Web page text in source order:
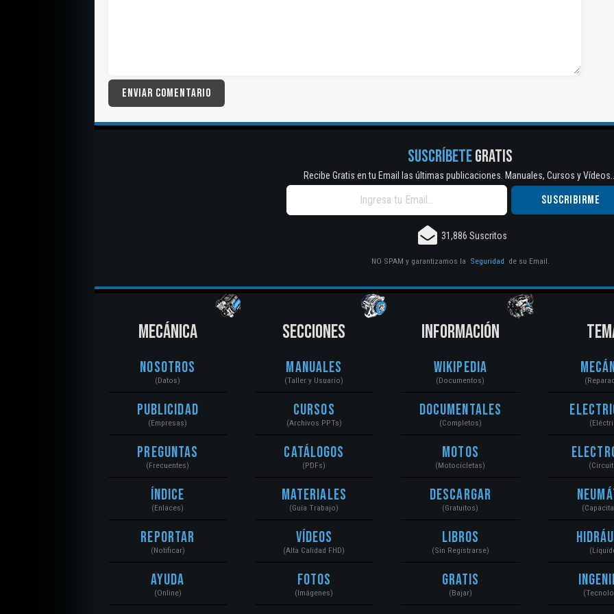
SUSCRÍBETEGRATIS
Recibe Gratis en tu Email las últimas publicaciones. Manuales, Cursos y
31,886 Suscritos
NO SPAM y garantizamos la Seguridad de su Email.
MECÁNICA
Nosotros
(Datos)
Publicidad
(Empresas)
Preguntas
(Frecuentes)
Índice
(Enlaces)
Reportar
(Notificar)
Ayuda
(Online)
SECCIONES
Manuales
(Taller y Usuario)
Cursos
(Archivos PPTs)
Catálogos
(PDFs)
Materiales
(Guía Trabajo)
Vídeos
(Alta Calidad FHD)
Fotos
(Imágenes)
INFORMACIÓN
Wikipedia
(Documentos)
Documentales
(Completos)
Motos
(Motocicletas)
Descargar
(Gratuitos)
Libros
(Sin Registrarse)
Gratis
(Bajar)